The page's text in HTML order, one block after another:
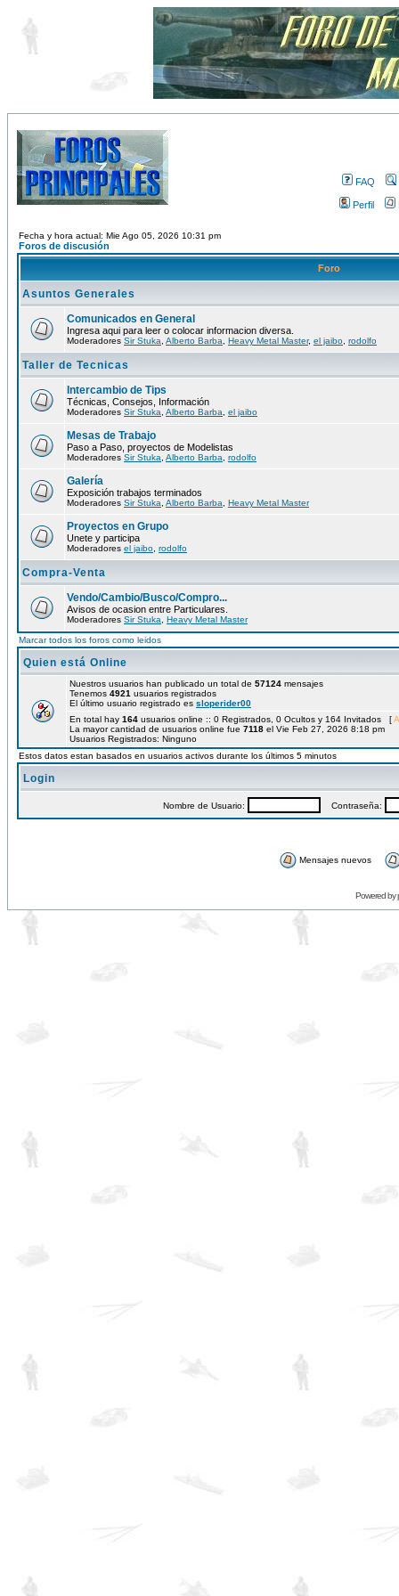
FAQ
Perfil
Fecha y hora actual: Mie Ago 05, 2026 10:31 pm
Foros de discusión
Foro
Asuntos Generales
Comunicados en General
Ingresa aqui para leer o colocar informacion diversa.
Moderadores Sir Stuka Alberto Barba Heavy Metal Master, el jaibo rodolfo
Taller de Tecnicas
Intercambio de Tips
Técnicas, Consejos, Información
Moderadores Sir Stuka Alberto Barba el jaibo
Mesas de Trabajo
Paso a Paso, proyectos de Modelistas
Moderadores Sir Stuka Alberto Barba rodolfo
Galería
Exposición trabajos terminados
Moderadores Sir Stuka Alberto Barba Heavy Metal Master
Proyectos en Grupo
Unete y participa
Moderadores el jaibo rodolfo
Compra-Venta
Vendo/Cambio/Busco/Compro...
Avisos de ocasion entre Particulares.
Moderadores Sir Stuka Heavy Metal Master
Marcar todos los foros como leidos
Quien está Online
Nuestros usuarios han publicado un total de 57124 mensajes
Tenemos 4921 usuarios registrados
El último usuario registrado es sloperider00
En total hay 164 usuarios online :: 0 Registrados, 0 Ocultos y 164 Invitados [
La mayor cantidad de usuarios online fue 7118 el Vie Feb 27, 2026 8:18 pm
Usuarios Registrados: Ninguno
Estos datos estan basados en usuarios activos durante los últimos 5 minutos
Login
Nombre de Usuario: Contraseña:
Mensajes nuevos
Powered by